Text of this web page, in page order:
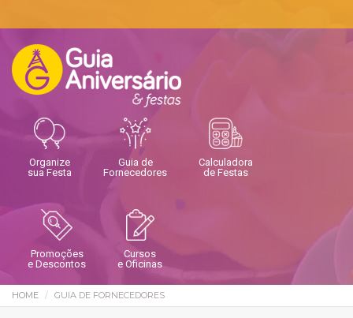
Organize
sua Festa
Guia de
Fornecedores
Calculadora
de Festas
Promoções
e Descontos
Cursos
e Oficinas
HOME GUIA DE FORNECEDORES